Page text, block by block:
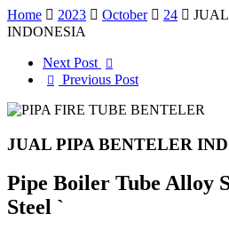
Home 2023 October 24
INDONESIA
Next Post
Previous Post
JUAL PIPA BENTELER
Pipe Boiler Tube Alloy
Steel `